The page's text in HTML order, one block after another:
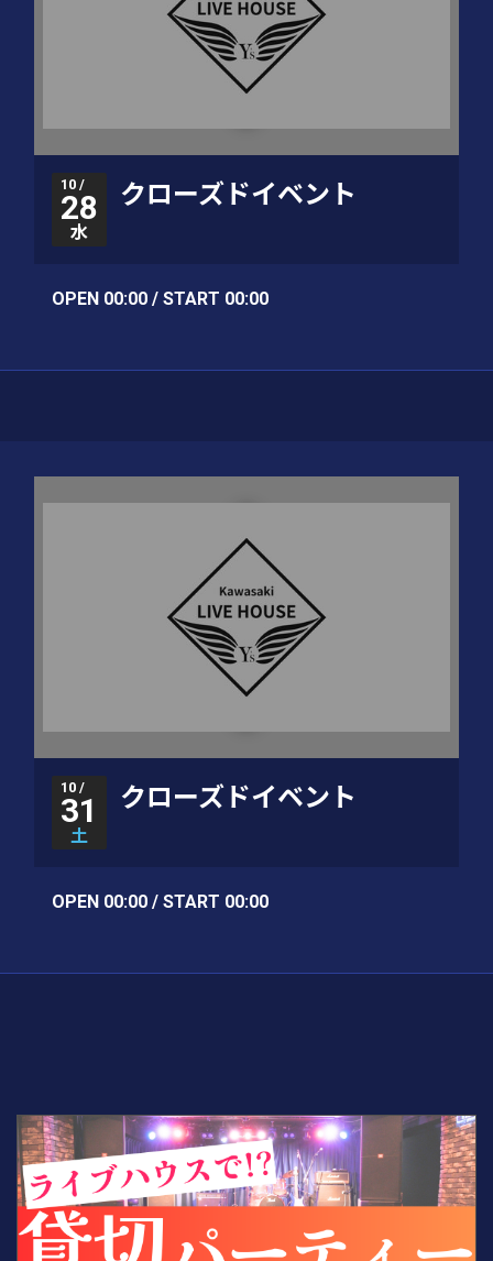
10 /
28
水
クローズドイベント
OPEN 00:00 / START 00:00
10 /
31
土
クローズドイベント
OPEN 00:00 / START 00:00